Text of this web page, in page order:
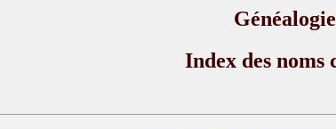
Index des noms